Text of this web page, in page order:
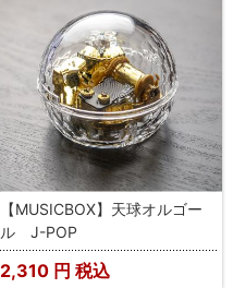
【MUSICBOX】天球オルゴー
ル J-POP
2,310 円 税込